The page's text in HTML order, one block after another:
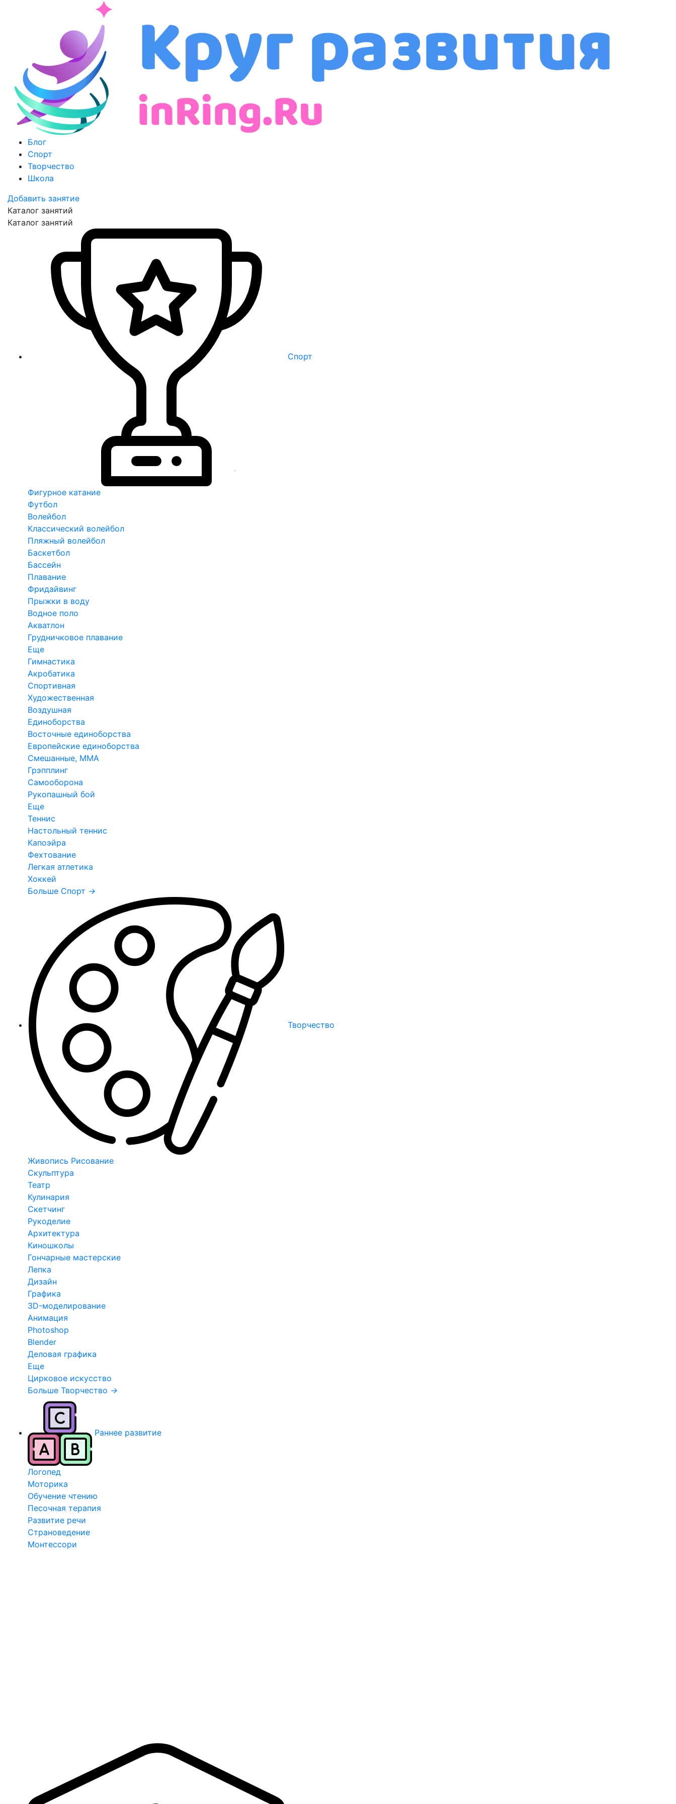
Блог
Спорт
Творчество
Школа
Добавить занятие
Каталог занятий
Каталог занятий
Спорт
Фигурное катание
Футбол
Волейбол
Классический волейбол
Пляжный волейбол
Баскетбол
Бассейн
Плавание
Фридайвинг
Прыжки в воду
Водное поло
Акватлон
Грудничковое плавание
Еще
Гимнастика
Акробатика
Спортивная
Художественная
Воздушная
Единоборства
Восточные единоборства
Европейские единоборства
Смешанные, ММА
Грэпплинг
Самооборона
Рукопашный бой
Еще
Теннис
Настольный теннис
Капоэйра
Фехтование
Легкая атлетика
Хоккей
Больше Спорт →
Творчество
Живопись Рисование
Скульптура
Театр
Кулинария
Скетчинг
Рукоделие
Архитектура
Киношколы
Гончарные мастерские
Лепка
Дизайн
Графика
3D-моделирование
Анимация
Photoshop
Blender
Деловая графика
Еще
Цирковое искусство
Больше Творчество →
Раннее развитие
Логопед
Моторика
Обучение чтению
Песочная терапия
Развитие речи
Страноведение
Монтессори